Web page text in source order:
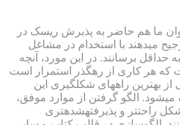
ما هم حاضر به پذیرش ریسک در
ایجاد یک کسب‎وکار نیستند و ترجیح می‎دهند با استخدام در مشاغل
دولتی یا خصوصی، ریسک را به حداقل برسانند. در این مورد، آن‎چه
که هر کاری از رهگذر استمرار است
که شکل و قوام می‎گیرد و یکی از بهترین راه‎های شکل‎گیری این
استمرار در الگوسازی خلاصه می‎شود. الگو گرفتن از موارد موفق،
باعث می‎شود که اشخاص به شکل راحت‎تر و پذیرفته‎شده‎تری